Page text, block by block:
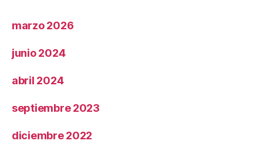
marzo 2026
junio 2024
abril 2024
septiembre 2023
diciembre 2022